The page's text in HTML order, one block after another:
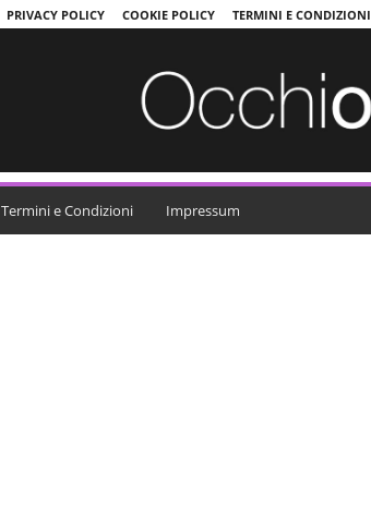
PRIVACY POLICY COOKIE POLICY TERMINI E CONDIZIONI
Termini e Condizioni Impressum